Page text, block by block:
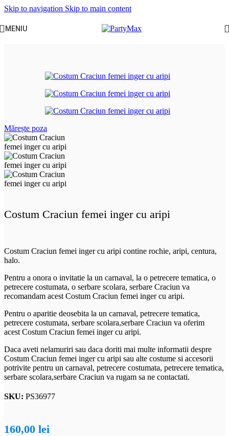
Skip to navigation Skip to main content
MENIU
Mărește poza
Costum Craciun femei inger cu aripi
Costum Craciun femei inger cu aripi contine rochie, aripi, centura,
halo.
Pentru a onora o invitatie la un carnaval, la o petrecere tematica, o
petrecere costumata, o serbare scolara, serbare Craciun va
recomandam acest Costum Craciun femei inger cu aripi.
Pentru o aparitie deosebita la un carnaval, petrecere tematica,
petrecere costumata, serbare scolara,serbare Craciun va oferim
acest Costum Craciun femei inger cu aripi.
Daca aveti nelamuriri sau daca doriti mai multe informatii despre
Costum Craciun femei inger cu aripi sau alte costume si accesorii
potrivite pentru un carnaval, petrecere costumata, petrecere tematica,
serbare scolara,serbare Craciun va rugam sa ne contactati.
SKU: PS36977
160,00 lei